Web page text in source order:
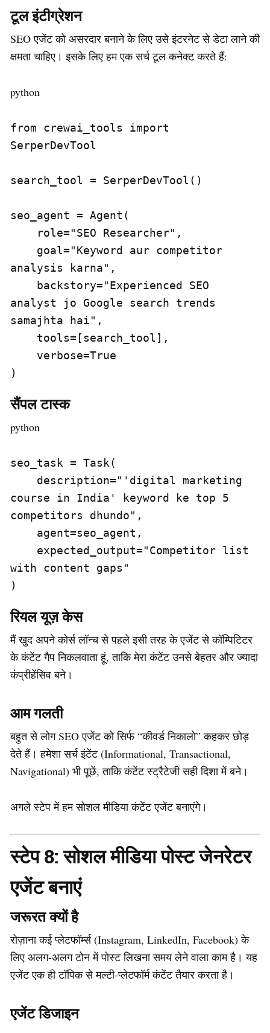
टूल इंटीग्रेशन
SEO एजेंट को असरदार बनाने के लिए उसे इंटरनेट से डेटा लाने की
क्षमता चाहिए। इसके लिए हम एक सर्च टूल कनेक्ट करते हैं:
python
from crewai_tools import
SerperDevTool
search_tool = SerperDevTool()
seo_agent = Agent(
analysis karna",
analyst jo Google search trends
samajhta hai",
)
सैंपल टास्क
python
seo_task = Task(
course in India' keyword ke top 5
competitors dhundo",
with content gaps"
)
रियल यूज़ केस
मैं खुद अपने कोर्स लॉन्च से पहले इसी तरह के एजेंट से कॉम्पिटिटर
के कंटेंट गैप निकलवाता हूं, ताकि मेरा कंटेंट उनसे बेहतर और ज्यादा
कंप्रीहेंसिव बने।
आम गलती
बहुत से लोग SEO एजेंट को सिर्फ “कीवर्ड निकालो” कहकर छोड़
देते हैं। हमेशा सर्च इंटेंट (Informational, Transactional,
Navigational) भी पूछें, ताकि कंटेंट स्ट्रैटेजी सही दिशा में बने।
अगले स्टेप में हम सोशल मीडिया कंटेंट एजेंट बनाएंगे।
स्टेप 8: सोशल मीडिया पोस्ट जेनरेटर
एजेंट बनाएं
जरूरत क्यों है
रोज़ाना कई प्लेटफॉर्म्स (Instagram, LinkedIn, Facebook) के
लिए अलग-अलग टोन में पोस्ट लिखना समय लेने वाला काम है। यह
एजेंट एक ही टॉपिक से मल्टी-प्लेटफॉर्म कंटेंट तैयार करता है।
एजेंट डिजाइन